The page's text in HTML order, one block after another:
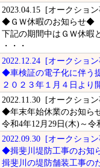
2023.04.15 [オークショ
◆ＧＷ休暇のお知らせ◆
下記の期間中はＧＷ休暇
・・・
2022.12.24 [オークショ
◆車検証の電子化に伴う
２０２３年１月４日より
2022.11.30 [オークショ
◆年末年始休業のお知ら
令和4年12月29日(木)～令
2022.09.30 [オークショ
◆揖斐川堤防工事のお知
揖斐川の堤防舗装工事の